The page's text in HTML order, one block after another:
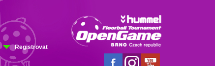
Registrovat